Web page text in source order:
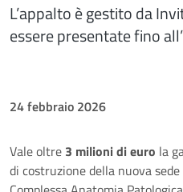
L’appalto è gestito da
essere presentate fino
24 febbraio 2026
Vale oltre 3 milioni di euro la
di costruzione della nuova